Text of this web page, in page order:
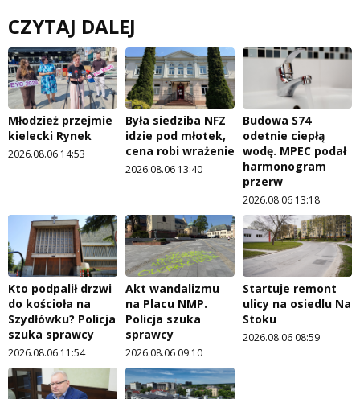
CZYTAJ DALEJ
Młodzież przejmie
kielecki Rynek
2026.08.06 14:53
Była siedziba NFZ
idzie pod młotek,
cena robi wrażenie
2026.08.06 13:40
Budowa S74
odetnie ciepłą
wodę. MPEC podał
harmonogram
przerw
2026.08.06 13:18
Kto podpalił drzwi
do kościoła na
Szydłówku? Policja
szuka sprawcy
2026.08.06 11:54
Akt wandalizmu
na Placu NMP.
Policja szuka
sprawcy
2026.08.06 09:10
Startuje remont
ulicy na osiedlu Na
Stoku
2026.08.06 08:59